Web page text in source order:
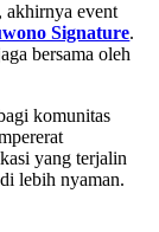
akhirnya event
Signature.
bersama oleh
komunitas
yang terjalin
lebih nyaman.